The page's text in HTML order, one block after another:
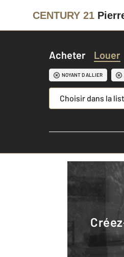
CENTURY 21
Acheter Louer
NOYANT D ALLIER
Choisir dans la
Créez-vous une alerte mail pour être averti quand une annonce est en ligne et consultez la